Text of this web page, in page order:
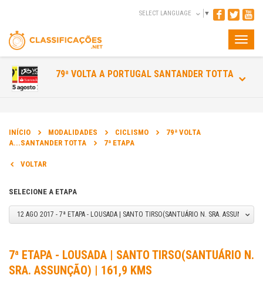
Toggle
SELECT LANGUAGE ▼
79ª VOLTA A PORTUGAL SANTANDER TOTTA
INÍCIO MODALIDADES CICLISMO
79ª VOLTA
A...SANTANDER TOTTA
7ª ETAPA
VOLTAR
SELECIONE A ETAPA
12 AGO 2017 - 7ª ETAPA - LOUSADA | SANTO TIRSO(SANTUÁRIO N. SRA. ASSUNÇÃO)
7ª ETAPA - LOUSADA | SANTO TIRSO(SANTUÁRIO N.
SRA. ASSUNÇÃO) | 161,9 KMS